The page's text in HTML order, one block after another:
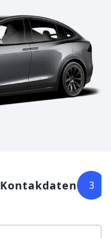
Kontakdaten 3